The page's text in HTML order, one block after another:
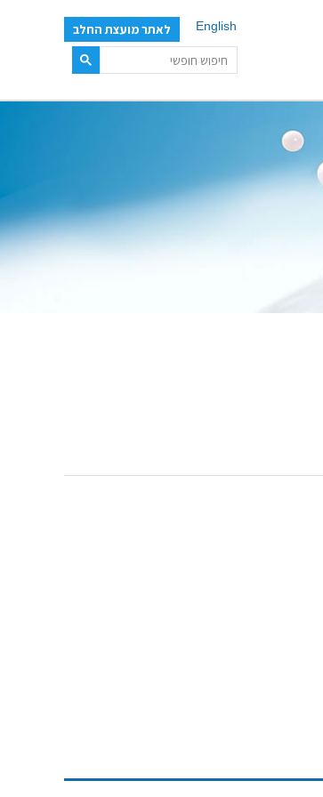
English לאתר מועצת החלב